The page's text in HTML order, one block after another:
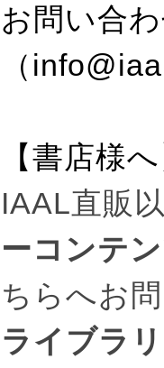
お問い合
（
【書店様へ
IAAL直販
ーコンテ
ちらへお
ライブラ